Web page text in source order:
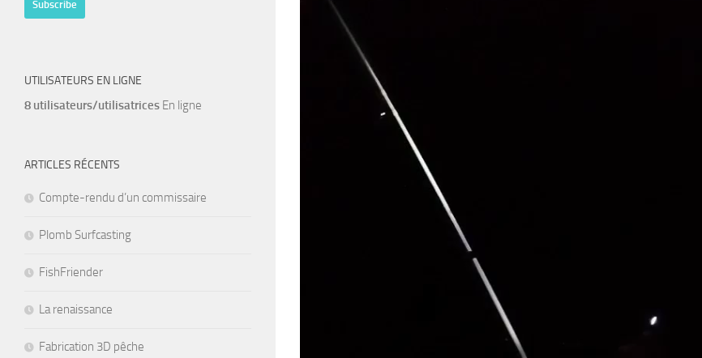
UTILISATEURS EN LIGNE
8 utilisateurs/utilisatrices En ligne
ARTICLES RÉCENTS
Compte-rendu d’un commissaire
Plomb Surfcasting
FishFriender
La renaissance
Fabrication 3D pêche